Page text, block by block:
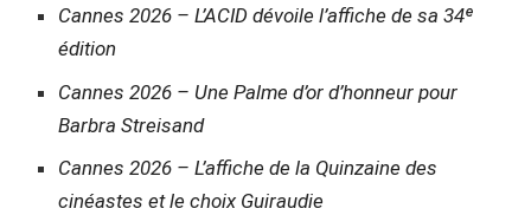
Cannes 2026 – L’ACID dévoile l’affiche de sa 34ᵉ
édition
Cannes 2026 – Une Palme d’or d’honneur pour
Barbra Streisand
Cannes 2026 – L’affiche de la Quinzaine des
cinéastes et le choix Guiraudie